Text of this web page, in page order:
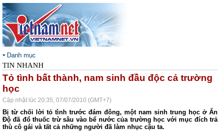
Danh mục
TIN NHANH
Tỏ tình bất thành, nam sinh đầu độc cả trường
học
Cập nhật lúc 20:35, 07/07/2010 (GMT+7)
Bị từ chối lời tỏ tình trước đám đông, một nam sinh trung học ở Ấn
Độ đã đổ thuốc trừ sâu vào bể nước của trường học với mục đích trả
thù cô gái và tất cả những người đã làm nhục cậu ta.